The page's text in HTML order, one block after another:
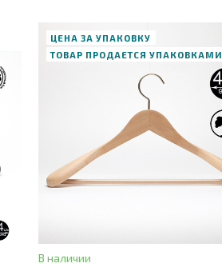
ЦЕНА ЗА УПАКОВКУ
ТОВАР ПРОДАЕТСЯ УПАКОВКАМИ
В наличии
В корзину
ЗАКАЗ В ОДИН КЛИК
Цвет натуральный (покрытие лак)